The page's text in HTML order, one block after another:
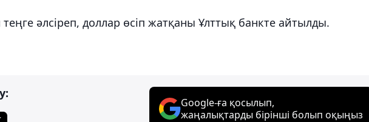
теңге әлсіреп, доллар өсіп жатқаны Ұлттық банкте айтылды.
Google-ға қосылып,
жаңалықтарды бірінші болып оқыңыз